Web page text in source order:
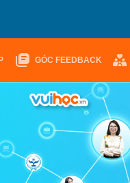
GÓC FEEDBACK